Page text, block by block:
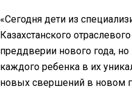
«Сегодня дети из
Казахстанского
преддверии нового года,
каждого ребенка в их
новых свершений в новом